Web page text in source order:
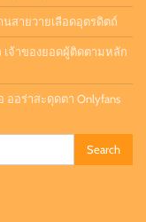
สายวายเลือดอุตรดิตถ์
จ้าของยอดผู้ติดตามหลัก
ออร่าสะดุดตา Onlyfans